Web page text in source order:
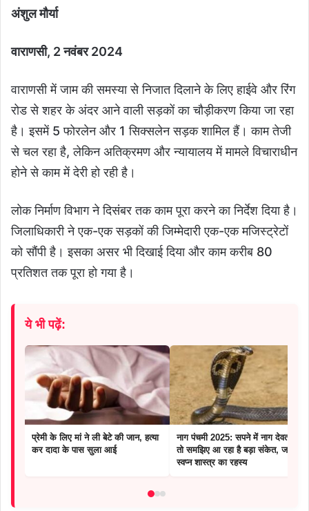
अंशुल मौर्या
वाराणसी, 2 नवंबर 2024
वाराणसी में जाम की समस्या से निजात दिलाने के लिए हाईवे और रिंग
रोड से शहर के अंदर आने वाली सड़कों का चौड़ीकरण किया जा रहा
है। इसमें 5 फोरलेन और 1 सिक्सलेन सड़क शामिल हैं। काम तेजी
से चल रहा है, लेकिन अतिक्रमण और न्यायालय में मामले विचाराधीन
होने से काम में देरी हो रही है।
लोक निर्माण विभाग ने दिसंबर तक काम पूरा करने का निर्देश दिया है।
जिलाधिकारी ने एक-एक सड़कों की जिम्मेदारी एक-एक मजिस्ट्रेटों
को सौंपी है। इसका असर भी दिखाई दिया और काम करीब 80
प्रतिशत तक पूरा हो गया है।
ये भी पढ़ें:
प्रेमी के लिए मां ने ली बेटे की जान, हत्या
कर दादा के पास सुला आई
नाग पंचमी 2025: सपने में नाग देवता दिखें
तो समझिए आ रहा है बड़ा संकेत, जानिए
स्वप्न शास्त्र का रहस्य